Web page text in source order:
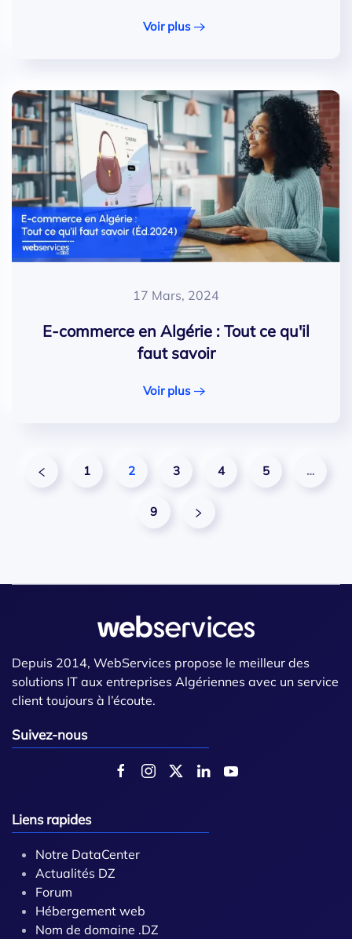
Voir plus
17 Mars, 2024
E-commerce en Algérie : Tout ce qu'il
faut savoir
Voir plus
1 2 3 4 5 …
9
Depuis 2014, WebServices propose le meilleur des
solutions IT aux entreprises Algériennes avec un service
client toujours à l’écoute.
Suivez-nous
Liens rapides
Notre DataCenter
Actualités DZ
Forum
Hébergement web
Nom de domaine .DZ